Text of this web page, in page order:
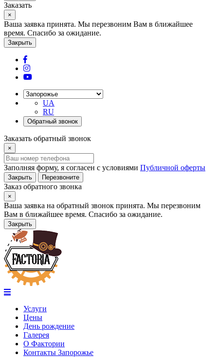
Заказать
×
Ваша заявка принята. Мы перезвоним Вам в ближайшее
время. Спасибо за ожидание.
Закрыть
UA
RU
Обратный звонок
Заказать обратный звонок
×
Заполняя форму, я согласен с условиями Публичной оферты
Закрыть Перезвоните
Заказ обратного звонка
×
Ваша заявка на обратный звонок принята. Мы перезвоним
Вам в ближайшее время. Спасибо за ожидание.
Закрыть
Услуги
Цены
День рождение
Галерея
О Фактории
Контакты Запорожье